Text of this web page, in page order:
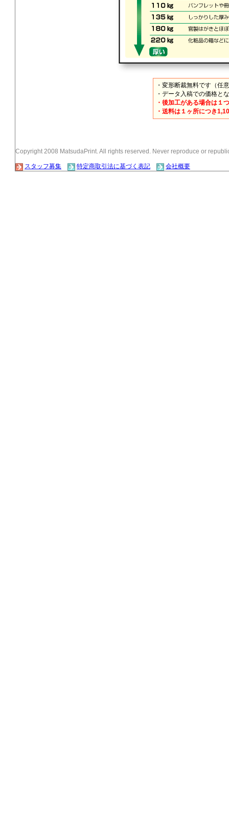
・変形断裁無料です（任
・データ入稿での価格
・後加工がある場合は１
・送料は１ヶ所につき
Copyright 2008 MatsudaPrint. All rights reserved. Never reproduce or
スタッフ募集 特定商取引法に基づく表記 会社概要